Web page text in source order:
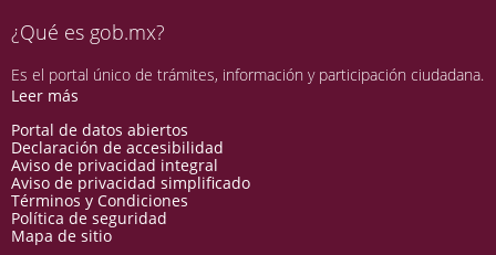
¿Qué es gob.mx?
Es el portal único de trámites, información y participación ciudadana.
Leer más
Portal de datos abiertos
Declaración de accesibilidad
Aviso de privacidad integral
Aviso de privacidad simplificado
Términos y Condiciones
Política de seguridad
Mapa de sitio